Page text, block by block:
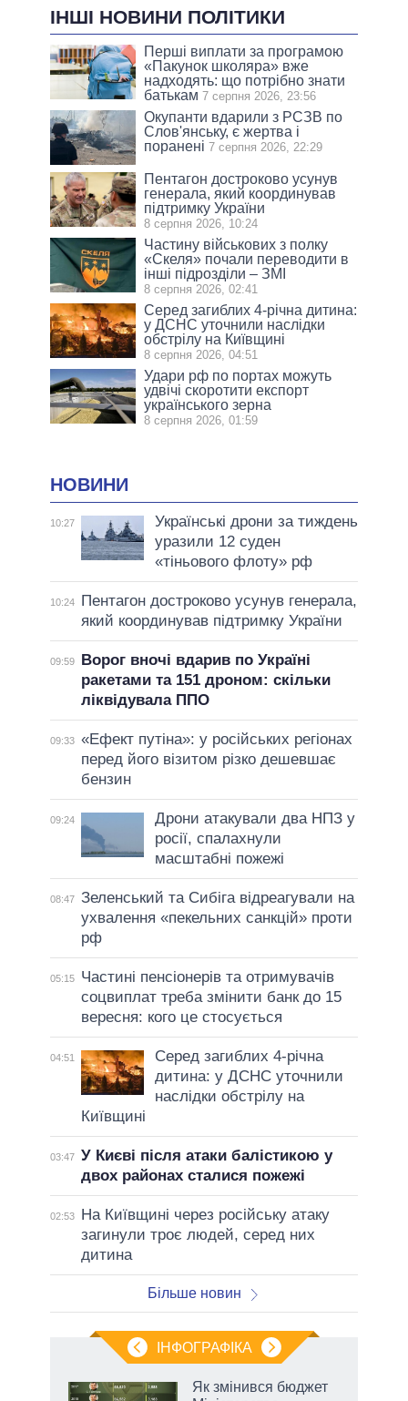
ІНШІ НОВИНИ ПОЛІТИКИ
Перші виплати за програмою
«Пакунок школяра» вже
надходять: що потрібно знати
батькам 7 серпня 2026, 23:56
Окупанти вдарили з РСЗВ по
Слов'янську, є жертва і
поранені 7 серпня 2026, 22:29
Пентагон достроково усунув
генерала, який координував
підтримку України
8 серпня 2026, 10:24
Частину військових з полку
«Скеля» почали переводити в
інші підрозділи – ЗМІ
8 серпня 2026, 02:41
Серед загиблих 4-річна дитина:
у ДСНС уточнили наслідки
обстрілу на Київщині
8 серпня 2026, 04:51
Удари рф по портах можуть
удвічі скоротити експорт
українського зерна
8 серпня 2026, 01:59
НОВИНИ
10:27
Українські дрони за тиждень
уразили 12 суден
«тіньового флоту» рф
10:24
Пентагон достроково усунув генерала,
який координував підтримку України
09:59
Ворог вночі вдарив по Україні
ракетами та 151 дроном: скільки
ліквідувала ППО
09:33 «Ефект путіна»: у російських регіонах
перед його візитом різко дешевшає
бензин
09:24
Дрони атакували два НПЗ у
росії, спалахнули
масштабні пожежі
08:47 Зеленський та Сибіга відреагували на
ухвалення «пекельних санкцій» проти
рф
05:15
Частині пенсіонерів та отримувачів
соцвиплат треба змінити банк до 15
вересня: кого це стосується
04:51
Серед загиблих 4-річна
дитина: у ДСНС уточнили
наслідки обстрілу на
Київщині
03:47 У Києві після атаки балістикою у
двох районах сталися пожежі
02:53
На Київщині через російську атаку
загинули троє людей, серед них
дитина
Більше новин
ІНФОГРАФІКА
Як змінився бюджет